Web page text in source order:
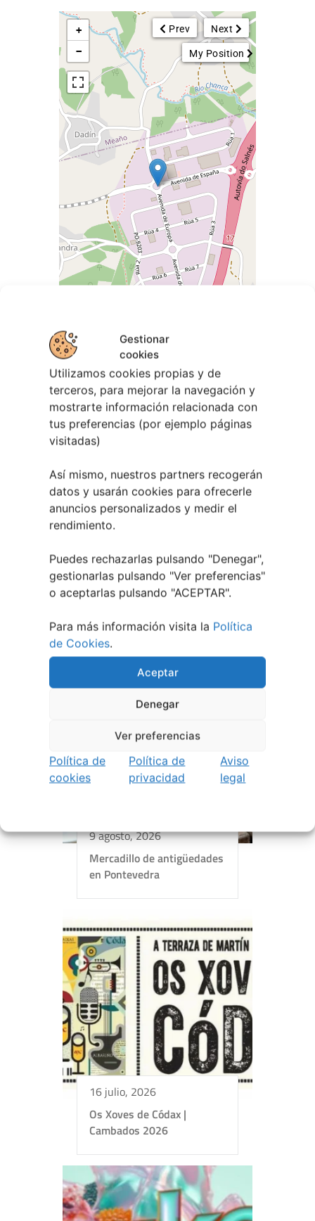
Gestionar
cookies
Utilizamos cookies propias y de
terceros, para mejorar la navegación y
mostrarte información relacionada con
tus preferencias (por ejemplo páginas
visitadas)
Así mismo, nuestros partners recogerán
datos y usarán cookies para ofrecerle
anuncios personalizados y medir el
rendimiento.
Puedes rechazarlas pulsando "Denegar",
gestionarlas pulsando "Ver preferencias"
o aceptarlas pulsando "ACEPTAR".
Para más información visita la Política
de Cookies.
Aceptar
Denegar
Ver preferencias
Política de
cookies
Política de
privacidad
Aviso
legal
Next
Prev
My Position
+
−
| ©OpenStreetMap
9 agosto, 2026
Mercadillo de antigüedades
en Pontevedra
16 julio, 2026
Os Xoves de Códax |
Cambados 2026